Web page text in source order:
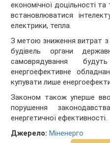
економічної доцільності
встановлюватися
електрики, тепла.
З метою зниження витрат
будівель органи
самоврядування
енергоефективне
купувати лише
Законом також уперше
порушення
енергетичної ефективності.
Джерело: Міненерго